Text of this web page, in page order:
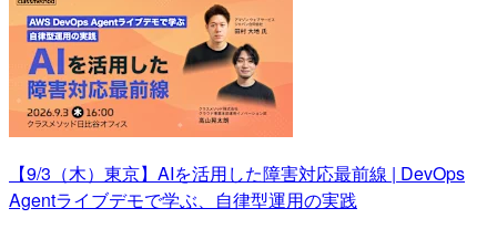
【9/3（木）東京】AIを活用した障害対応最前線 | DevOps
Agentライブデモで学ぶ、自律型運用の実践